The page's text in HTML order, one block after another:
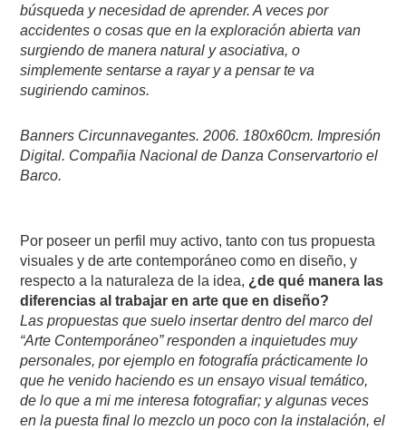
búsqueda y necesidad de aprender. A veces por
accidentes o cosas que en la exploración abierta van
surgiendo de manera natural y asociativa, o
simplemente sentarse a rayar y a pensar te va
sugiriendo caminos.
Banners Circunnavegantes. 2006. 180x60cm. Impresión
Digital. Compañia Nacional de Danza Conservartorio el
Barco.
Por poseer un perfil muy activo, tanto con tus propuesta
visuales y de arte contemporáneo como en diseño, y
respecto a la naturaleza de la idea, ¿de qué manera las
diferencias al trabajar en arte que en diseño?
Las propuestas que suelo insertar dentro del marco del
“Arte Contemporáneo” responden a inquietudes muy
personales, por ejemplo en fotografía prácticamente lo
que he venido haciendo es un ensayo visual temático,
de lo que a mi me interesa fotografiar; y algunas veces
en la puesta final lo mezclo un poco con la instalación, el